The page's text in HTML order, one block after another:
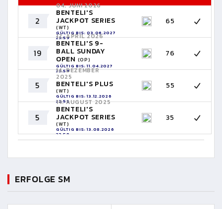
2
04. JUNI 2026
BENTELI'S
JACKPOT SERIES
(WT)
GÜLTIG BIS: 03.06.2027
23:59
65
19
12. APRIL 2026
BENTELI'S 9-
BALL SUNDAY
OPEN (OP)
GÜLTIG BIS: 11.04.2027
23:59
76
5
14. DEZEMBER
2025
BENTELI'S PLUS
(WT)
GÜLTIG BIS: 13.12.2026
23:59
55
5
14. AUGUST 2025
BENTELI'S
JACKPOT SERIES
(WT)
GÜLTIG BIS: 13.08.2026
23:59
35
ERFOLGE SM